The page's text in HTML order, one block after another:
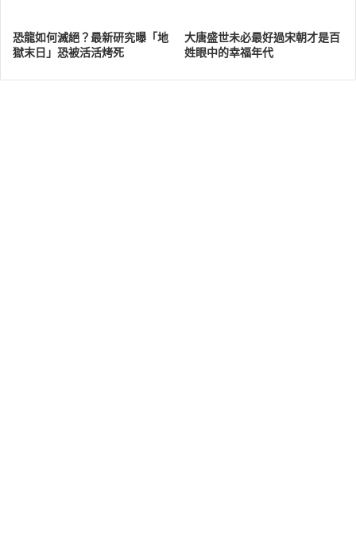
恐龍如何滅絕？最新研究曝「地
獄末日」恐被活活烤死
大唐盛世未必最好過宋朝才是百
姓眼中的幸福年代